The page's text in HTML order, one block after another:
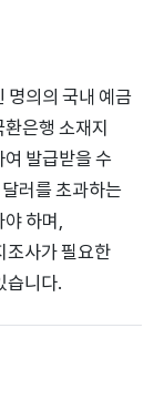
명의의 국내 예금
은행 소재지
발급받을 수
러를 초과하는
하며,
조사가 필요한
습니다.